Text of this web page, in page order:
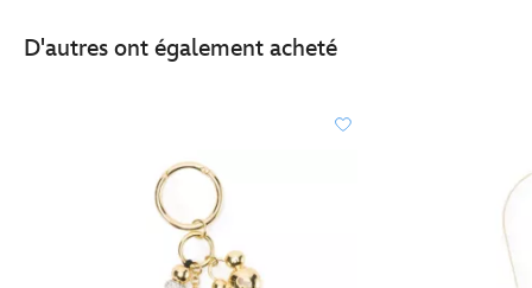
D'autres ont également acheté